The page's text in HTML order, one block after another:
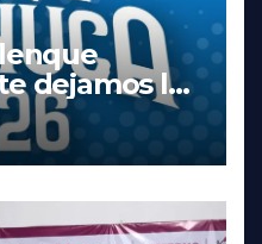
dejamos la
las